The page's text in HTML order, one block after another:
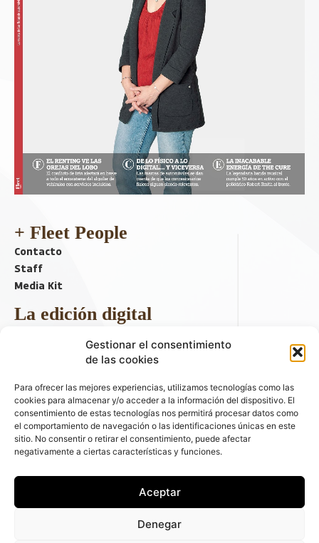
Gestionar el consentimiento
de las cookies
Para ofrecer las mejores experiencias, utilizamos tecnologías como las
cookies para almacenar y/o acceder a la información del dispositivo. El
consentimiento de estas tecnologías nos permitirá procesar datos como
el comportamiento de navegación o las identificaciones únicas en este
sitio. No consentir o retirar el consentimiento, puede afectar
negativamente a ciertas características y funciones.
Aceptar
Denegar
+ Fleet People
Contacto
Staff
Media Kit
La edición digital
Descargar último ejemplar
ir a hemeroteca
+ Contenido en redes sociales
automóviles - C/ Fernández de la Hoz 70, 1ºB - 28003 - Madrid